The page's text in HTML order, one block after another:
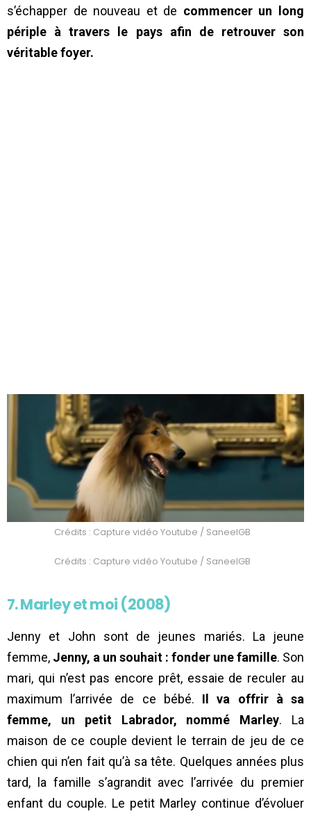
s’échapper de nouveau et de commencer un long
périple à travers le pays afin de retrouver son
véritable foyer.
Crédits : Capture vidéo Youtube / SaneelGB
Crédits : Capture vidéo Youtube / SaneelGB
7. Marley et moi (2008)
Jenny et John sont de jeunes mariés. La jeune
femme, Jenny, a un souhait : fonder une famille. Son
mari, qui n’est pas encore prêt, essaie de reculer au
maximum l’arrivée de ce bébé. Il va offrir à sa
femme, un petit Labrador, nommé Marley. La
maison de ce couple devient le terrain de jeu de ce
chien qui n’en fait qu’à sa tête. Quelques années plus
tard, la famille s’agrandit avec l’arrivée du premier
enfant du couple. Le petit Marley continue d’évoluer